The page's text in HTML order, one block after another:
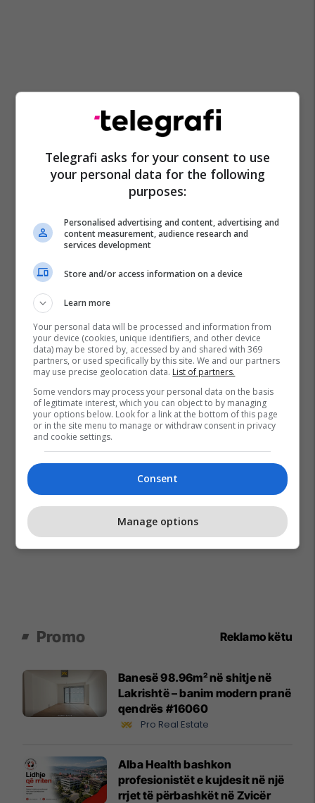
Kf Liburni
Kf Liqeni
Promo Reklamo këtu
Banesë 98.96m² në shitje në
Lakrishtë – banim modern pranë
qendrës #16060
Pro Real Estate
Alba Health bashkon
profesionistët e kujdesit në një
rrjet të përbashkët në Zvicër
Telegrafi asks for your consent to use
your personal data for the following
purposes:
Personalised advertising and content, advertising and
content measurement, audience research and
services development
Store and/or access information on a device
Learn more
Your personal data will be processed and information from
your device (cookies, unique identifiers, and other device
data) may be stored by, accessed by and shared with 369
partners, or used specifically by this site. We and our partners
may use precise geolocation data. List of partners.
Some vendors may process your personal data on the basis
of legitimate interest, which you can object to by managing
your options below. Look for a link at the bottom of this page
or in the site menu to manage or withdraw consent in privacy
and cookie settings.
Consent
Manage options